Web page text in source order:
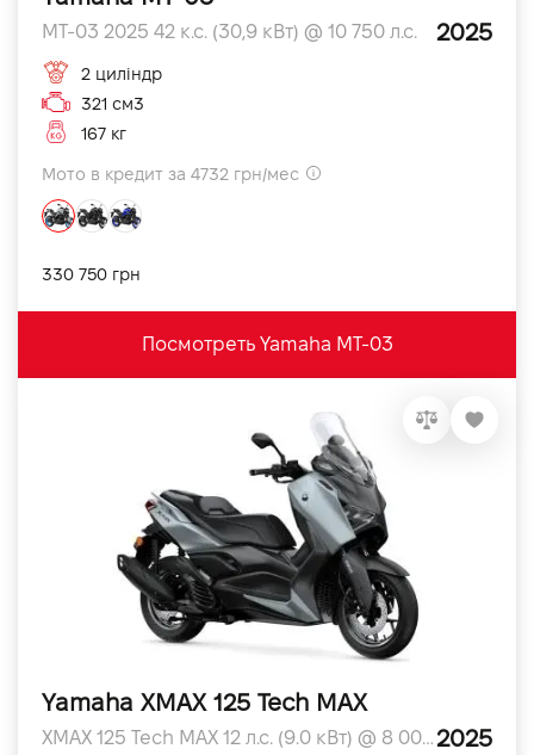
MT-03 2025 42 к.с. (30,9 кВт) @ 10 750 л.с. 2025
2 циліндр
321 см3
167 кг
Мото в кредит за 4732 грн/мес
330 750 грн
Посмотреть Yamaha MT-03
Yamaha XMAX 125 Tech MAX
XMAX 125 Tech MAX 12 л.с. (9.0 кВт) @ 8 000 л.с.2025